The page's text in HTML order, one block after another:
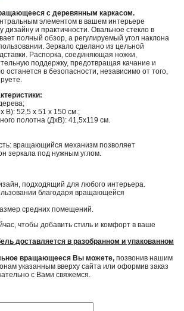
с деревянным каркасом.
элементом в вашем интерьере
дизайну и практичности. Овальное стекло в
полный обзор, а регулируемый угол наклона
Зеркало сделано из цельной
Распорка, соединяющая ножки,
поддержку, предотвращая качание и
останется в безопасности, независимо от того,
В): 52,5 х 51 х 150 см.;
полотна (ДхВ): 41,5х119 см.
вращающийся механизм позволяет
зеркала под нужным углом.
подходящий для любого интерьера.
благодаря вращающейся
средних помещений.
чтобы добавить стиль и комфорт в ваше
доставляется в разобранном и упакованном
вращающееся Вы можете, позвонив нашим
указанным вверху сайта или оформив заказ
с Вами свяжемся.